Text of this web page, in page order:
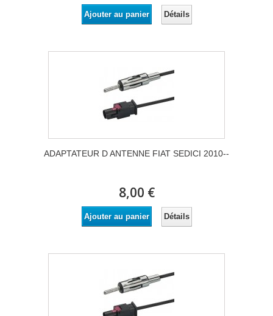
Ajouter au panier Détails
ADAPTATEUR D ANTENNE FIAT SEDICI 2010--
8,00 €
Ajouter au panier Détails